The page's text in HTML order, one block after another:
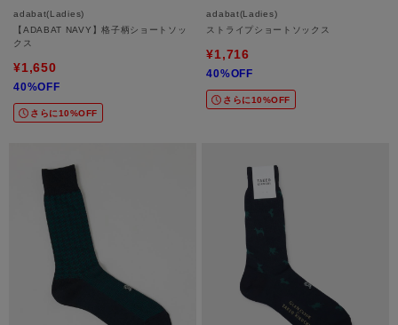
adabat(Ladies)
【ADABAT NAVY】格子柄ショートソッ
クス
¥1,650
40%OFF
さらに10%OFF
adabat(Ladies)
ストライプショートソックス
¥1,716
40%OFF
さらに10%OFF